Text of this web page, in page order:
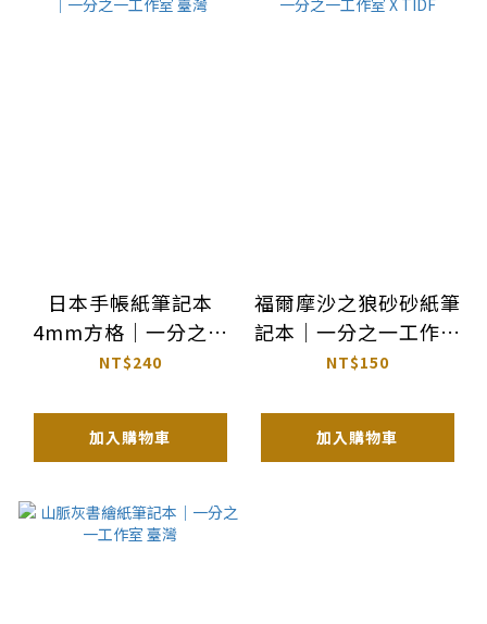
日本手帳紙筆記本
4mm方格｜一分之一
工作室 臺灣
NT$240
加入購物車
福爾摩沙之狼砂砂紙筆
記本｜一分之一工作室
X TIDF
NT$150
加入購物車